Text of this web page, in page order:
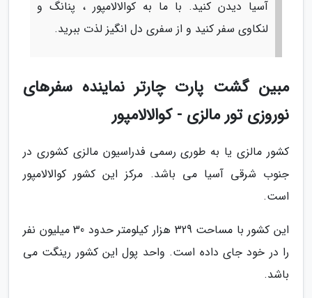
آسیا دیدن کنید. با ما به کوالالامپور ، پنانگ و
لنکاوی سفر کنید و از سفری دل انگیز لذت ببرید.
مبین گشت پارت چارتر نماینده سفرهای
نوروزی تور مالزی - کوالالامپور
کشور مالزی یا به طوری رسمی فدراسیون مالزی کشوری در
جنوب شرقی آسیا می باشد. مرکز این کشور کوالالامپور
است.
این کشور با مساحت 329 هزار کیلومتر حدود 30 میلیون نفر
را در خود جای داده است. واحد پول این کشور رینگت می
باشد.